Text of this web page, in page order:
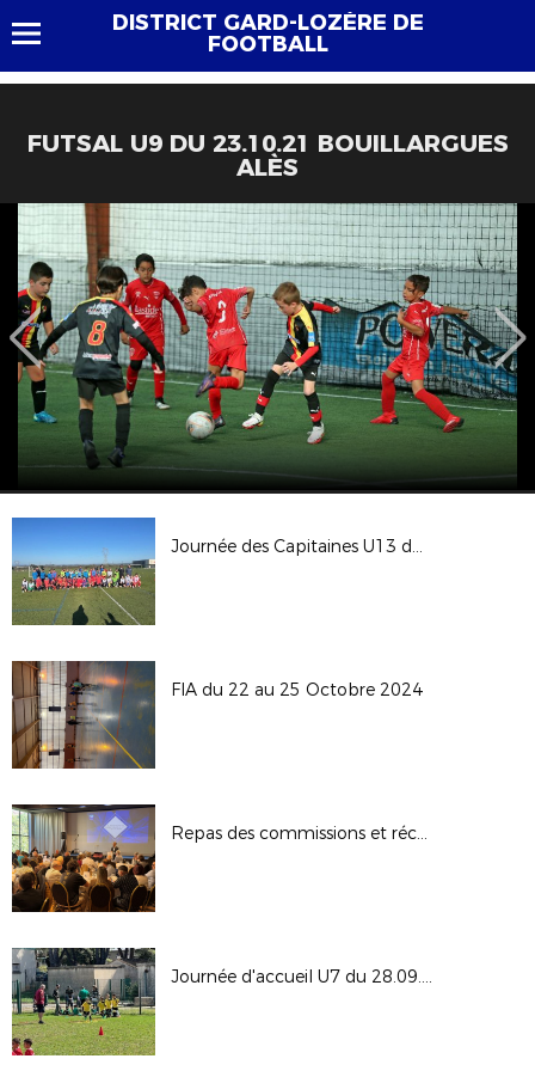
DISTRICT GARD-LOZÈRE DE
FOOTBALL
FUTSAL U9 DU 23.10.21 BOUILLARGUES
ALÈS
Journée des Capitaines U13 du 02.11.2024
FIA du 22 au 25 Octobre 2024
Repas des commissions et réception d'honneur
Journée d'accueil U7 du 28.09.2024